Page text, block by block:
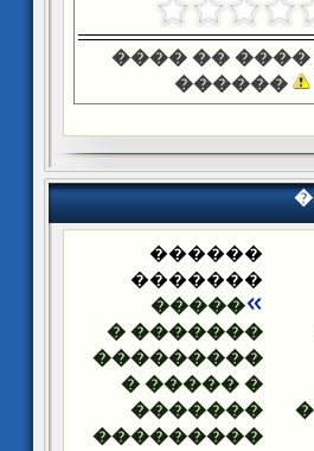
���� �� ����
������
������
�������
�����
������� �
���������
� ����� �
�������
���������